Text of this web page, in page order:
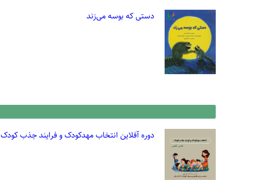
دستی که بوسه می‌زند
دوره آفلاین انتخاب مهدکودک و فرایند جذب کودک